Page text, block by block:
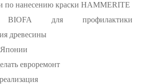
по нанесению краски HAMMERITE
BIOFA для профилактики
древесины
евроремонт